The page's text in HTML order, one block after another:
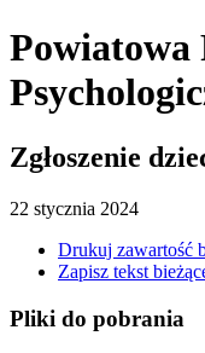
Powiatowa
Zgłoszenie
22 stycznia 2024
Drukuj zawartość
Zapisz tekst
Pliki do pobrania